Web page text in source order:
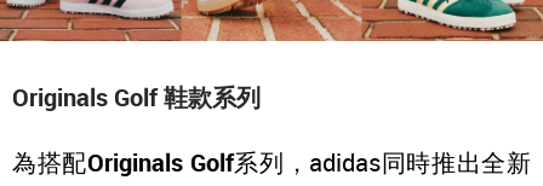
Originals Golf 鞋款系列
為搭配Originals Golf系列，adidas同時推出全新